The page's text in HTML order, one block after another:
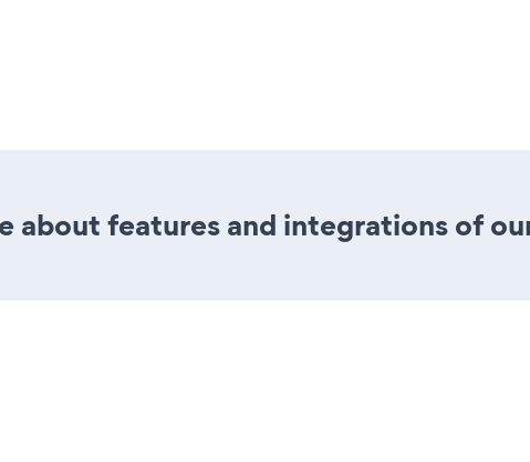
about features and integrations of